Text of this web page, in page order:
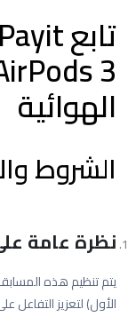
الهوائية
الشروط
نظرة عامة
الأول) لتعزيز